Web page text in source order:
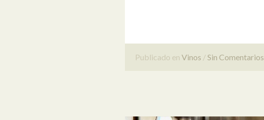
Publicado en Vinos Sin Comentarios